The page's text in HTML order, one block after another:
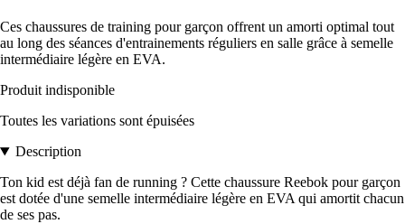
Ces chaussures de training pour garçon offrent un amorti optimal tout
au long des séances d'entrainements réguliers en salle grâce à semelle
intermédiaire légère en EVA.
Produit indisponible
Toutes les variations sont épuisées
Description
Ton kid est déjà fan de running ? Cette chaussure Reebok pour garçon
est dotée d'une semelle intermédiaire légère en EVA qui amortit chacun
de ses pas.